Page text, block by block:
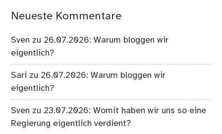
Neueste Kommentare
Sven zu 26.07.2026: Warum bloggen wir
eigentlich?
Sari zu 26.07.2026: Warum bloggen wir
eigentlich?
Sven zu 23.07.2026: Womit haben wir uns so eine
Regierung eigentlich verdient?